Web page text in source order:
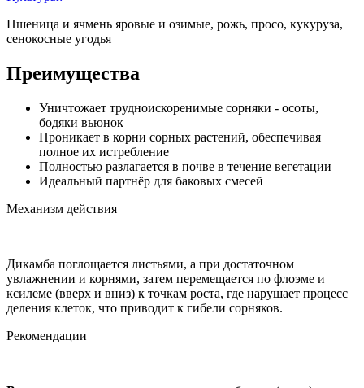
Пшеница и ячмень яровые и озимые, рожь, просо, кукуруза,
сенокосные угодья
Преимущества
Уничтожает трудноискоренимые сорняки - осоты,
бодяки вьюнок
Проникает в корни сорных растений, обеспечивая
полное их истребление
Полностью разлагается в почве в течение вегетации
Идеальный партнёр для баковых смесей
Механизм действия
Дикамба поглощается листьями, а при достаточном
увлажнении и корнями, затем перемещается по флоэме и
ксилеме (вверх и вниз) к точкам роста, где нарушает процесс
деления клеток, что приводит к гибели сорняков.
Рекомендации